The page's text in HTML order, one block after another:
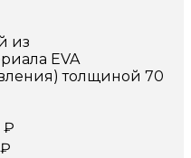
из
EVA
толщиной 70
₽
₽